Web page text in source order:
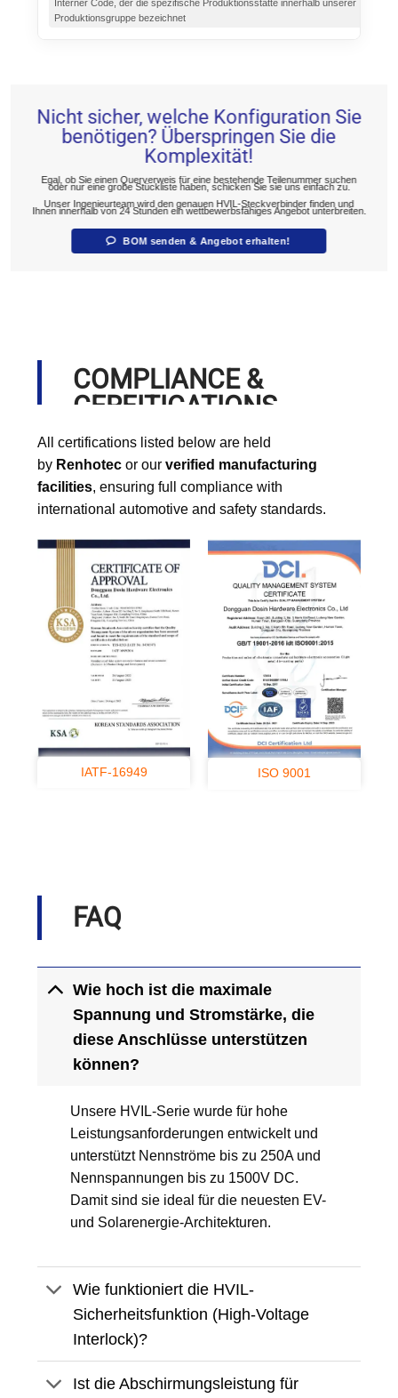
Interner Code, der die spezifische Produktionsstätte innerhalb unserer
Produktionsgruppe bezeichnet
Nicht sicher, welche Konfiguration Sie
benötigen? Überspringen Sie die
Komplexität!
Egal, ob Sie einen Querverweis für eine bestehende Teilenummer suchen
oder nur eine grobe Stückliste haben, schicken Sie sie uns einfach zu.
Unser Ingenieurteam wird den genauen HVIL-Steckverbinder finden und
Ihnen innerhalb von 24 Stunden ein wettbewerbsfähiges Angebot unterbreiten.
BOM senden & Angebot erhalten!
COMPLIANCE &
CERFITICATIONS
All certifications listed below are held
by Renhotec or our verified manufacturing
facilities, ensuring full compliance with
international automotive and safety standards.
IATF-16949 ISO 9001
FAQ
Wie hoch ist die maximale
Spannung und Stromstärke, die
diese Anschlüsse unterstützen
können?
Unsere HVIL-Serie wurde für hohe
Leistungsanforderungen entwickelt und
unterstützt Nennströme bis zu 250A und
Nennspannungen bis zu 1500V DC.
Damit sind sie ideal für die neuesten EV-
und Solarenergie-Architekturen.
Wie funktioniert die HVIL-
Sicherheitsfunktion (High-Voltage
Interlock)?
Ist die Abschirmungsleistung für